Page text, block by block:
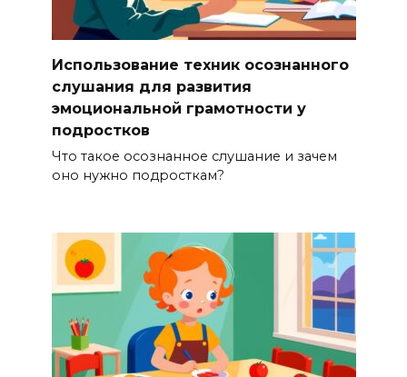
Использование техник осознанного
слушания для развития
эмоциональной грамотности у
подростков
Что такое осознанное слушание и зачем
оно нужно подросткам?